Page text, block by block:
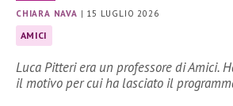
CHIARA NAVA | 15 LUGLIO 2026
AMICI
Luca Pitteri era un professore di Amici.
il motivo per cui ha lasciato il